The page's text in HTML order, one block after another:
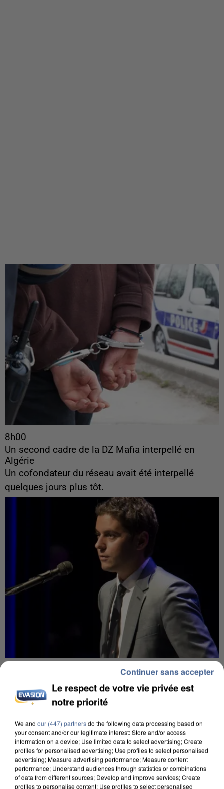
8h00
Un second cadre de la DZ Mafia interpellé en
Algérie
Un cofondateur du réseau avait été interpellé
quelques jours plus tôt.
Gabriel Attal et Raphaël Glucksmann visés par des
ingérences...
Sollicité, Sébastien Lecornu annonce un "travail
commun" avec les partis à la rentrée.
Le respect de votre vie privée est
notre priorité
We and our (447) partnersdo the following data processing based on
your consent and/or our legitimate interest: Store and/or access
information on a device; Use limited data to select advertising; Create
profiles for personalised advertising; Use profiles to select personalised
advertising; Measure advertising performance; Measure content
performance; Understand audiences through statistics or combinations
of data from different sources; Develop and improve services; Create
profiles to personalise content; Use profiles to select personalised
Continuer sans accepter